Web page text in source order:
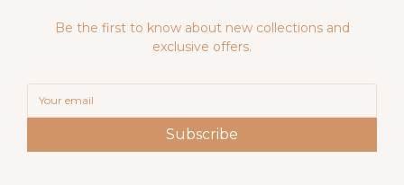
Be the first to know about new collections and
exclusive offers.
Subscribe